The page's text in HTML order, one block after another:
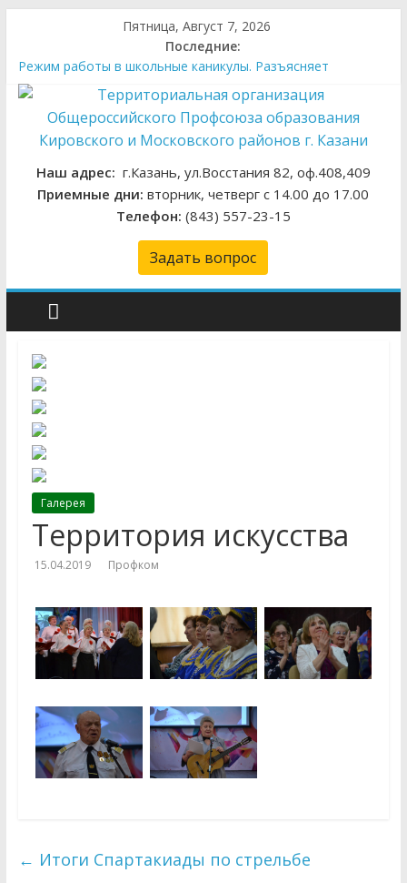
Пятница, Август 7, 2026
Последние:
Режим работы в школьные каникулы. Разъясняет
правовой инспектор труда
Свияжск как источник вдохновения: экскурсия для
управленцев образования
Среди лучших на «Арктуре»
Никто не забыт….
Охрана труда в образовательных учреждениях: взгляд
изнутри
Наш адрес: г.Казань, ул.Восстания 82, оф.408,409
Приемные дни: вторник, четверг с 14.00 до 17.00
Телефон: (843) 557-23-15
Задать вопрос
Галерея
Территория искусства
15.04.2019 Профком
← Итоги Спартакиады по стрельбе